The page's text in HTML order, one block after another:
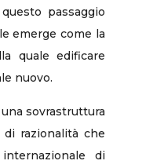
passaggio
emerge come la
quale edificare
nuovo.
sovrastruttura
razionalità che
di